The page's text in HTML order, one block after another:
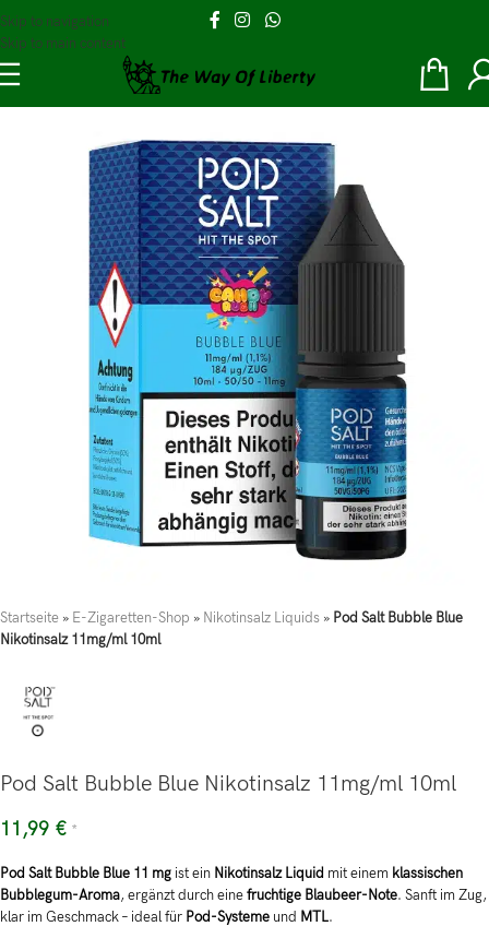
Skip to navigation
Skip to main content
Startseite » E-Zigaretten-Shop » Nikotinsalz Liquids » Pod Salt Bubble Blue
Nikotinsalz 11mg/ml 10ml
Pod Salt Bubble Blue Nikotinsalz 11mg/ml 10ml
11,99 € *
Pod Salt Bubble Blue 11 mg ist ein Nikotinsalz Liquid mit einem klassischen
Bubblegum-Aroma, ergänzt durch einefruchtige Blaubeer-Note. Sanft im Zug,
klar im Geschmack – ideal für Pod-Systeme und MTL.